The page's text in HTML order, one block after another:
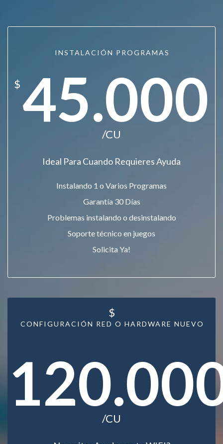
INSTALACIÓN PROGRAMAS
$45.000
/CU
Ideal Para Cuando Requieres Ayuda
Instalando 1 o Varios Programas
Garantía 30 Días
Problemas instalando o desinstalando
Soporte técnico en juegos
Solicita Ya!
CONFIGURACIÓN RED O HARDWARE NUEVO
$
/CU